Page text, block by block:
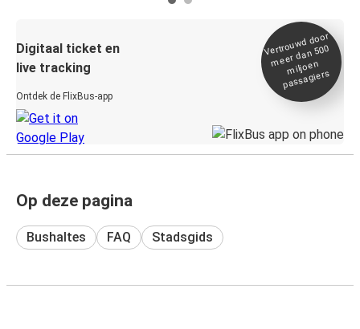
Digitaal ticket en
live tracking
Ontdek de FlixBus-app
Vertrou
wd door
meer dan 500
miljoen
passagiers
Op deze pagina
Bushaltes FAQ Stadsgids